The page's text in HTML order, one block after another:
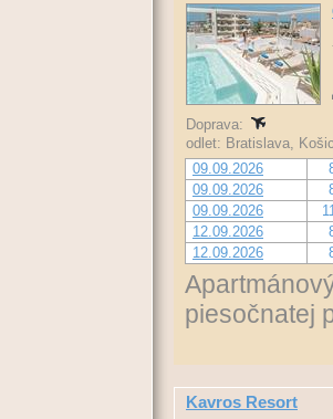
Doprava:
odlet: Bratislava,
09.09.2026
09.09.2026
09.09.2026
12.09.2026
12.09.2026
piesočnatej
Kavros Resort